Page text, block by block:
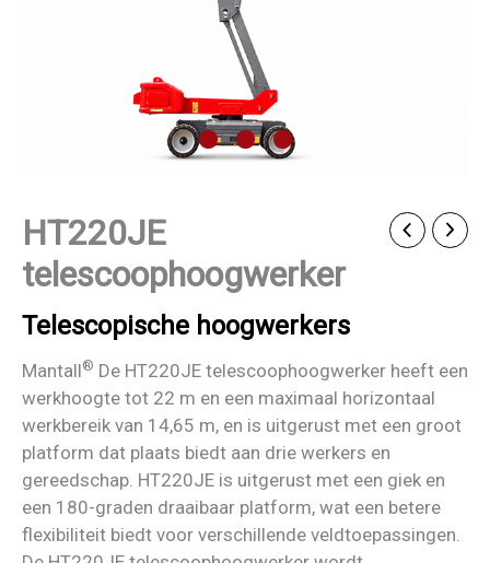
HT220JE
telescoophoogwerker
Telescopische hoogwerkers
Mantall® De HT220JE telescoophoogwerker heeft een
werkhoogte tot 22 m en een maximaal horizontaal
werkbereik van 14,65 m, en is uitgerust met een groot
platform dat plaats biedt aan drie werkers en
gereedschap. HT220JE is uitgerust met een giek en
een 180-graden draaibaar platform, wat een betere
flexibiliteit biedt voor verschillende veldtoepassingen.